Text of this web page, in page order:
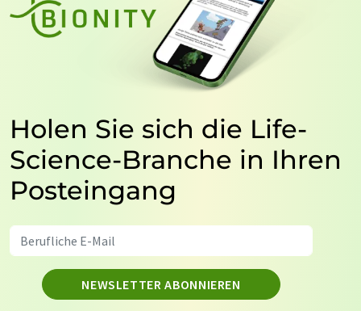
Holen Sie sich die Life-
Science-Branche in Ihren
Posteingang
NEWSLETTER ABONNIEREN